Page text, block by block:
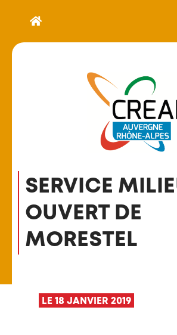
SERVICE
OUVERT DE
MORESTEL
LE 18 JANVIER 2019